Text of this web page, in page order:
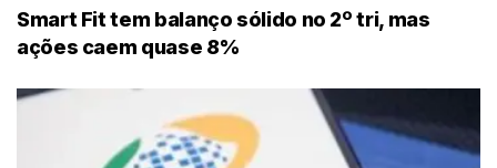
Smart Fit tem balanço sólido no 2º tri, mas
ações caem quase 8%